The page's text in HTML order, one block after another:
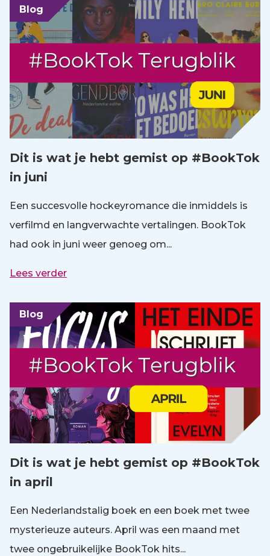
Blog
Dit is wat je hebt gemist op #BookTok
in juni
Een succesvolle hockeyromance die inmiddels is
verfilmd en langverwachte vertalingen. BookTok
had ook in juni weer genoeg om...
Lees verder
Blog
Dit is wat je hebt gemist op #BookTok
in april
Een Nederlandstalig boek en een boek met twee
mysterieuze auteurs. April was een maand met
twee ongebruikelijke BookTok hits...